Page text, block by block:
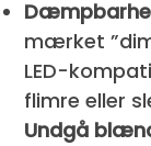
mærket
LED-
flimre eller
Undgå